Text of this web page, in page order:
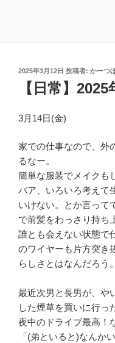
投
2025年3月12日 投稿者: かーつ
【日常】2025
3月14日(金)
家での仕事なので、外
るなー。
簡単な服装でメイクも
バア、いろいろ考えて
いけない。とか言って
で前髪をわっさり持ち
誰とも会えない状態で
のワイヤーも片方突き
らしさとはなんだろう
最近次男と長男が、や
した煙草を買いに行っ
夜中のドライブ最高！
「(弟といると)なんか